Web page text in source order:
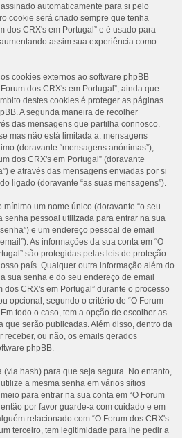
automaticamente para si pelo
cookie será criado sempre que tenha
dos CRX's em Portugal” e é usado para
assim sua experiência como
cookies externos ao software phpBB
dos CRX's em Portugal”, ainda que
destes cookies é proteger as páginas
A segunda maneira de recolher
das mensagens que partilha connosco.
mas não está limitada a: mensagens
(doravante “mensagens anónimas”),
dos CRX's em Portugal” (doravante
e através das mensagens enviadas por si
ligado (doravante “as suas mensagens”).
mínimo um nome único (doravante “o seu
senha pessoal utilizada para entrar na sua
e um endereço pessoal de email
As informações da sua conta em “O
são protegidas pelas leis de proteção
país. Qualquer outra informação além do
sua senha e do seu endereço de email
dos CRX's em Portugal” durante o processo
opcional, segundo o critério de “O Forum
todo o caso, tem a opção de escolher as
que serão publicadas. Além disso, dentro da
receber, ou não, os emails gerados
phpBB.
(via hash) para que seja segura. No entanto,
a mesma senha em vários sítios
para entrar na sua conta em “O Forum
por favor guarde-a com cuidado e em
relacionado com “O Forum dos CRX's
terceiro, tem legitimidade para lhe pedir a